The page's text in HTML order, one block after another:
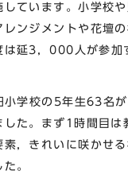
しています。小学校
レンジメントや花壇
は延3，000人が参加
学校の5年生63名が
た。まず1時間目は
素，きれいに咲かせ
。